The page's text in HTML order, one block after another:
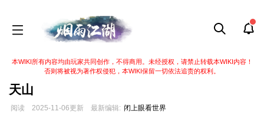
本WIKI所有内容均由玩家共同创作，不得商用。未经授权，请禁止转载本WIKI内容！
否则将被视为著作权侵犯，本WIKI保留一切依法追责的权利。
天山
阅读 2025-11-06更新 最新编辑: 闭上眼看世界